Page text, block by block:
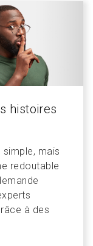
histoires
simple, mais
redoutable
à des